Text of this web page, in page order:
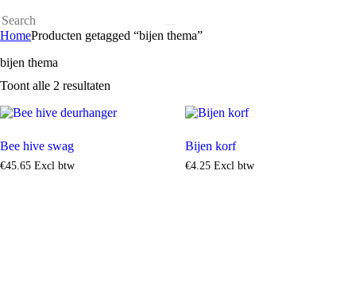
HomeProducten getagged “bijen thema”
bijen thema
Toont alle 2 resultaten
Bee hive swag
€45 65 Excl btw
Bijen korf
€4. 25 Excl btw